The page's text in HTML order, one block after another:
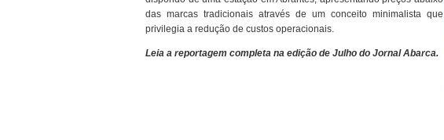
das marcas tradicionais através de um conceito minimalista que
privilegia a redução de custos operacionais.
Leia a reportagem completa na edição de Julho do Jornal Abarca.